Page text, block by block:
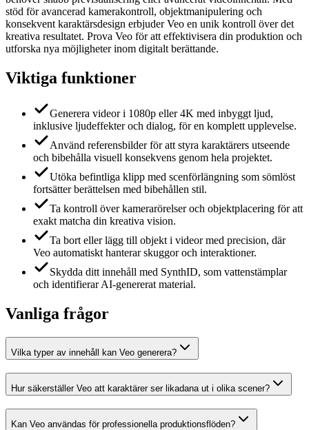
stöd för avancerad kamerakontroll, objektmanipulering och
konsekvent karaktärsdesign erbjuder Veo en unik kontroll över det
kreativa resultatet. Prova Veo för att effektivisera din produktion och
utforska nya möjligheter inom digitalt berättande.
Viktiga funktioner
Generera videor i 1080p eller 4K med inbyggt ljud,
inklusive ljudeffekter och dialog, för en komplett upplevelse.
Använd referensbilder för att styra karaktärers utseende
och bibehålla visuell konsekvens genom hela projektet.
Utöka befintliga klipp med scenförlängning som sömlöst
fortsätter berättelsen med bibehållen stil.
Ta kontroll över kamerarörelser och objektplacering för att
exakt matcha din kreativa vision.
Ta bort eller lägg till objekt i videor med precision, där
Veo automatiskt hanterar skuggor och interaktioner.
Skydda ditt innehåll med SynthID, som vattenstämplar
och identifierar AI-genererat material.
Vanliga frågor
Vilka typer av innehåll kan Veo generera?
Hur säkerställer Veo att karaktärer ser likadana ut i olika scener?
Kan Veo användas för professionella produktionsflöden?